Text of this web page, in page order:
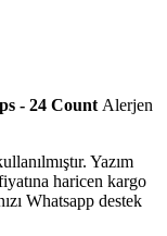
- 24 Count Alerjen
Yazım
haricen kargo
Whatsapp destek